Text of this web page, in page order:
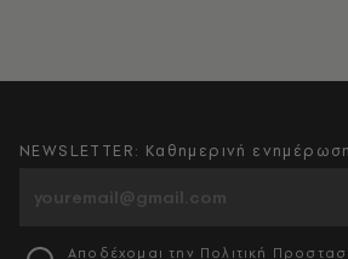
NEWSLETTER: Καθημερινή
Αποδέχομαι την Πολιτική